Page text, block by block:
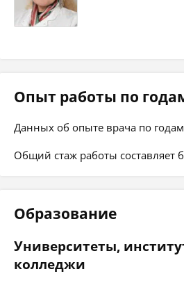
Опыт работы по
Данных об опыте врача по
Общий стаж работы составляет
Образование
Университеты,
колледжи